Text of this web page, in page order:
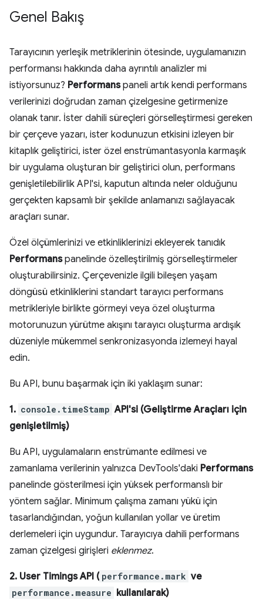
Genel Bakış
Tarayıcının yerleşik metriklerinin ötesinde, uygulamanızın
performansı hakkında daha ayrıntılı analizler mi
istiyorsunuz? Performanspaneli artık kendi performans
verilerinizi doğrudan zaman çizelgesine getirmenize
olanak tanır. İster dahili süreçleri görselleştirmesi gereken
bir çerçeve yazarı, ister kodunuzun etkisini izleyen bir
kitaplık geliştirici, ister özel enstrümantasyonla karmaşık
bir uygulama oluşturan bir geliştirici olun, performans
genişletilebilirlik API'si, kaputun altında neler olduğunu
gerçekten kapsamlı bir şekilde anlamanızı sağlayacak
araçları sunar.
Özel ölçümlerinizi ve etkinliklerinizi ekleyerek tanıdık
Performanspanelinde özelleştirilmiş görselleştirmeler
oluşturabilirsiniz. Çerçevenizle ilgili bileşen yaşam
döngüsü etkinliklerini standart tarayıcı performans
metrikleriyle birlikte görmeyi veya özel oluşturma
motorunuzun yürütme akışını tarayıcı oluşturma ardışık
düzeniyle mükemmel senkronizasyonda izlemeyi hayal
edin.
Bu API, bunu başarmak için iki yaklaşım sunar:
1. console.timeStamp API'si (Geliştirme Araçları için
genişletilmiş)
Bu API, uygulamaların enstrümante edilmesi ve
zamanlama verilerinin yalnızca DevTools'daki Performans
panelinde gösterilmesi için yüksek performanslı bir
yöntem sağlar. Minimum çalışma zamanı yükü için
tasarlandığından, yoğun kullanılan yollar ve üretim
derlemeleri için uygundur. Tarayıcıya dahili performans
zaman çizelgesi girişleri eklenmez.
2. User Timings API ( performance.mark ve
performance.measure kullanılarak)